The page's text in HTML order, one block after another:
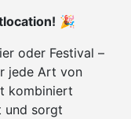
🎉
oder Festival –
jede Art von
kombiniert
und sorgt